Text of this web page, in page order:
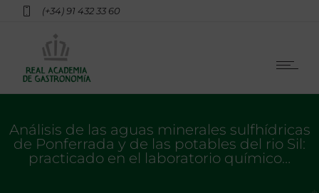
(+34) 91 432 33 60
Análisis de las aguas minerales sulfhídricas
de Ponferrada y de las potables del rio Sil:
practicado en el laboratorio químico…